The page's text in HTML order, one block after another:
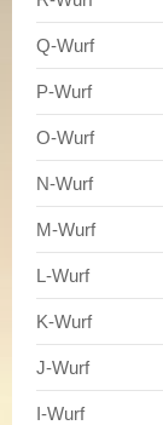
Q-Wurf
P-Wurf
O-Wurf
N-Wurf
M-Wurf
L-Wurf
K-Wurf
J-Wurf
I-Wurf